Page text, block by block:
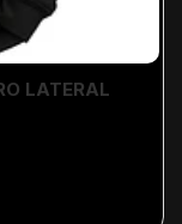
LATERAL